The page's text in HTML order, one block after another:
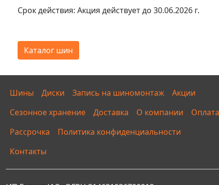
Срок действия: Акция действует до 30.06.2026 г.
Каталог шин
Шины Диски Запись на шиномонтаж
Акции
Сезонное хранение
Доставка О компании
Оплата
Рассрочка
Политика конфиденциальности
Контакты